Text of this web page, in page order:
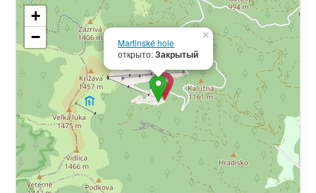
Martinské hole
открыто:Закрытый
×
+
−